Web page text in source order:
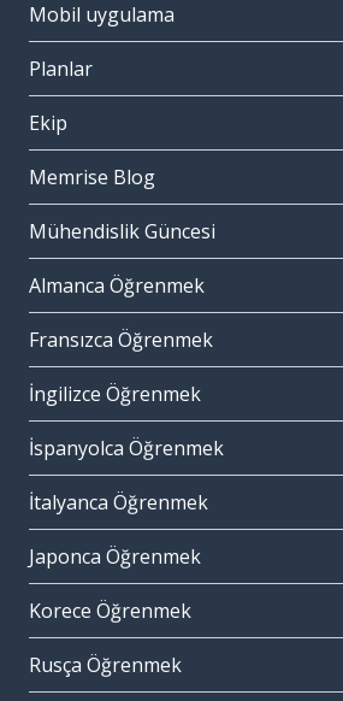
Mobil uygulama
Planlar
Ekip
Memrise Blog
Mühendislik Güncesi
Almanca Öğrenmek
Fransızca Öğrenmek
İngilizce Öğrenmek
İspanyolca Öğrenmek
İtalyanca Öğrenmek
Japonca Öğrenmek
Korece Öğrenmek
Rusça Öğrenmek